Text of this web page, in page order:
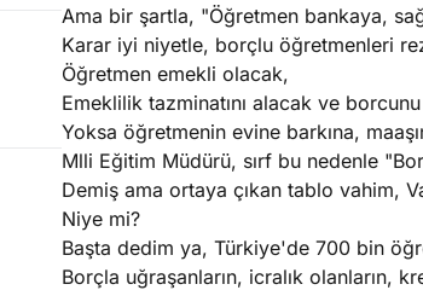
Ama bir şartla, "Öğretmen bankaya,
Karar iyi niyetle, borçlu öğretmenleri
Öğretmen emekli olacak,
Emeklilik tazminatını alacak ve
Yoksa öğretmenin evine barkına,
Mlli Eğitim Müdürü, sırf bu nedenle
Demiş ama ortaya çıkan tablo vahim,
Niye mi?
Başta dedim ya, Türkiye'de 700 bin
Borçla uğraşanların, icralık olanların,